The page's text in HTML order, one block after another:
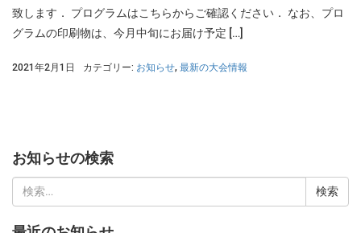
致します． プログラムはこちらからご確認ください． なお、プロ
グラムの印刷物は、今月中旬にお届け予定 […]
2021年2月1日 カテゴリー: お知らせ, 最新の大会情報
お知らせの検索
索: